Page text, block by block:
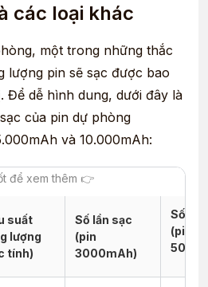
các loại khác
một trong những thắc
lượng pin sẽ sạc được bao
Để dễ hình dung, dưới đây là
của pin dự phòng
và 10.000mAh:
suất
lượng
tính)
Số lần sạc
(pin
3000mAh)
Số lần
(pin